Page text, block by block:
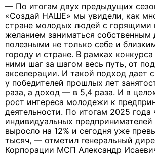
— По итогам двух предыдущих
«Создай НАШЕ» мы увидели, как
стране молодых людей с горящими
желанием заниматься собственным
полезными не только себе и
городу и стране. В рамках
ними шаг за шагом весь путь, от
акселерации. И такой подход дает
у победителей прошлых лет
раза, а доход — в 5,4 раза. И в
рост интереса молодежи к
деятельности. По итогам 2025 года
индивидуальных
выросло на 12% и сегодня уже
тысяч, — отметил генеральный
Корпорации МСП Александр